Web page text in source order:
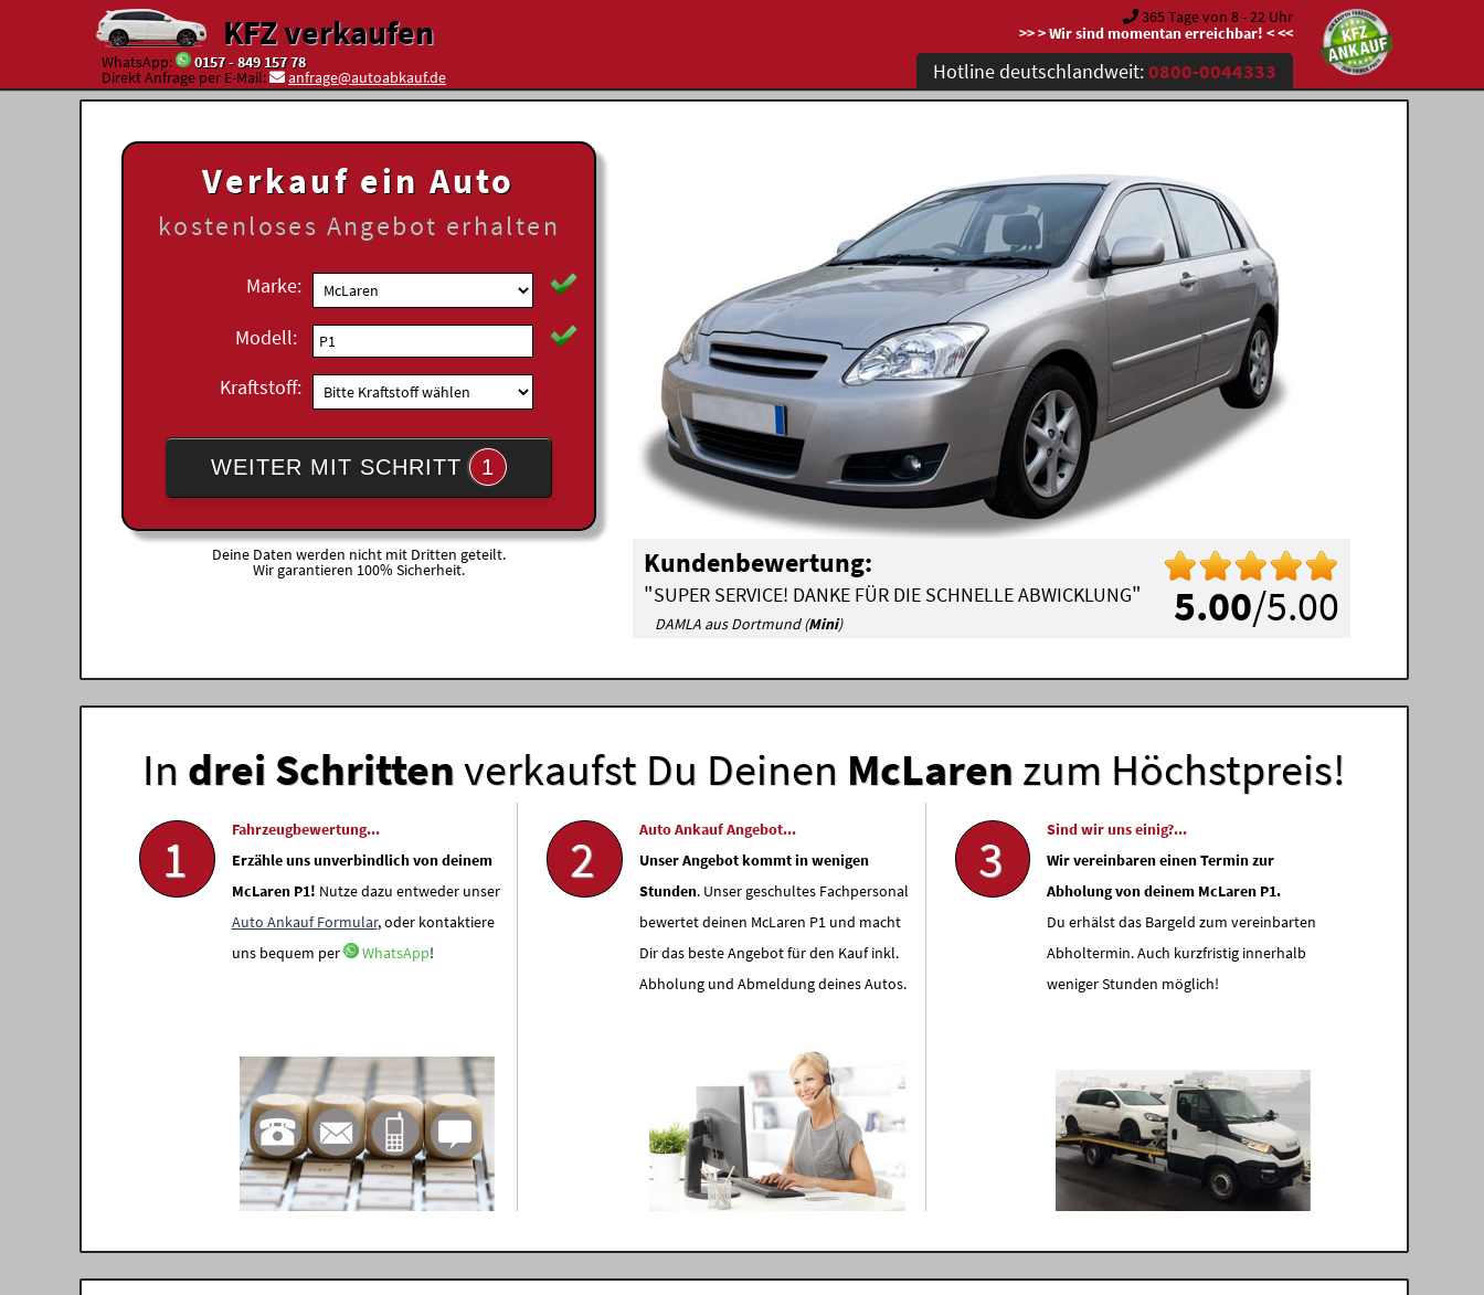
KFZ verkaufen
WhatsApp: 0157 - 849 157 78
Direkt Anfrage per E-Mail: anfrage@autoabkauf.de
365 Tage von 8 - 22 Uhr
>> > Wir sind momentan erreichbar! < <<
Hotline deutschlandweit:0800-0044333
Verkauf ein Auto
kostenloses Angebot erhalten
Marke:
Modell:
Kraftstoff:
WEITER MIT SCHRITT 1
Deine Daten werden nicht mit Dritten geteilt.
Wir garantieren 100% Sicherheit.
5.00/5.00
Kundenbewertung:
"SUPER SERVICE! DANKE FÜR DIE SCHNELLE ABWICKLUNG"
DAMLA aus Dortmund (Mini)
In drei Schrittenverkaufst Du Deinen McLaren zum Höchstpreis!
1
Fahrzeugbewertung...
Erzähle uns unverbindlich von deinem
McLaren P1! Nutze dazu entweder unser
Auto Ankauf Formular, oder kontaktiere
uns bequem per
WhatsApp!
2
Auto Ankauf Angebot...
Unser Angebot kommt in wenigen
Stunden. Unser geschultes Fachpersonal
bewertet deinen McLaren P1 und macht
Dir das beste Angebot für den Kauf inkl.
Abholung und Abmeldung deines Autos.
3
Sind wir uns einig?...
Wir vereinbaren einen Termin zur
Abholung von deinem McLaren P1.
Du erhälst das Bargeld zum vereinbarten
Abholtermin. Auch kurzfristig innerhalb
weniger Stunden möglich!